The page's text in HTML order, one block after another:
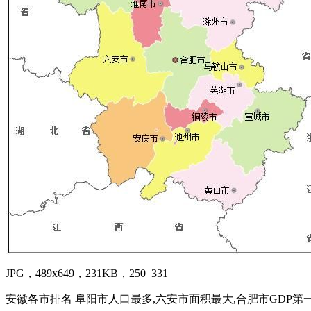
JPG，489x649，231KB，250_331
安徽各市排名 阜阳市人口最多,六安市面积最大,合肥市GDP第